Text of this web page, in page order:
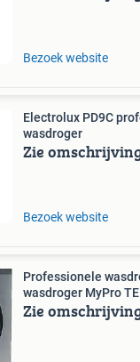
Bezoek website
Electrolux PD9C
wasdroger
Zie
Bezoek website
Professionele
wasdroger MyPro
Zie